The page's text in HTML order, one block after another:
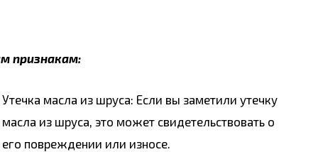
признакам:
Утечка масла из шруса: Если вы заметили утечку
масла из шруса, это может свидетельствовать о
его повреждении или износе.